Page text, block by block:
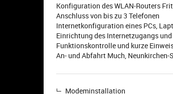
Unkategorisierte
Produkte
Konfiguration des WLAN-Routers
Anschluss von bis zu 3 Telefonen
Internetkonfiguration eines PCs,
Einrichtung des Internetzugangs
Funktionskontrolle und kurze
An- und Abfahrt Much,
Modeminstallation